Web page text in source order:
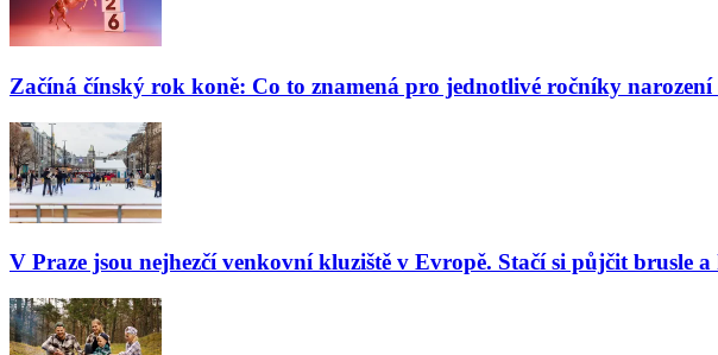
Začíná čínský rok koně: Co to znamená pro jednotlivé ročníky
V Praze jsou nejhezčí venkovní kluziště v Evropě. Stačí si půjčit brusle